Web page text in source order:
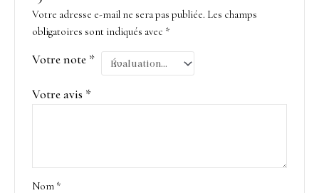
Votre adresse e-mail ne sera pas publiée. Les champs
obligatoires sont indiqués avec *
Votre note *
Votre avis *
Nom *